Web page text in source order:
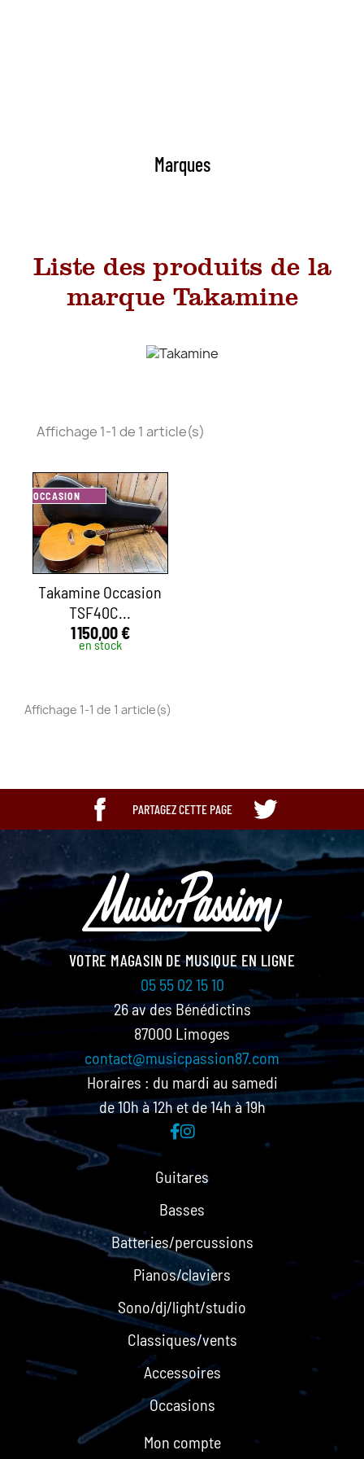
Marques
Liste des produits de la
marque Takamine
Affichage 1-1 de 1 article(s)
OCCASION
Takamine Occasion
TSF40C...
1 150,00 €
en stock
Affichage 1-1 de 1 article(s)
PARTAGEZ CETTE PAGE
Guitares
Basses
Batteries/percussions
Pianos/claviers
Sono/dj/light/studio
Classiques/vents
Accessoires
Occasions
VOTRE MAGASIN DE MUSIQUE EN LIGNE
05 55 02 15 10
26 av des Bénédictins
87000 Limoges
contact@musicpassion87.com
Horaires : du mardi au samedi
de 10h à 12h et de 14h à 19h
Mon compte